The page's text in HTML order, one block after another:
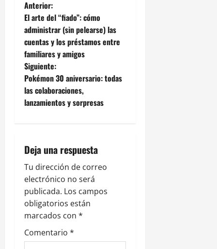
N
a
v
e
g
a
i
ó
n
d
e
Anterior:
El arte del “fiado”: cómo
administrar (sin pelearse) las
cuentas y los préstamos entre
familiares y amigos
Siguiente:
Pokémon 30 aniversario: todas
las colaboraciones,
lanzamientos y sorpresas
Deja una respuesta
Tu dirección de correo
electrónico no será
publicada. Los campos
obligatorios están
marcados con *
Comentario *